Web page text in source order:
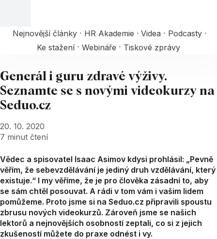
Nejnovější články HR Akademie Videa
Podcasty
Ke stažení
Webináře Tiskové zprávy
Generál i guru zdravé výživy.
Seznamte se s novými videokurzy na
Seduo.cz
20. 10. 2020
7 minut čtení
Vědec a spisovatel Isaac Asimov kdysi prohlásil: „Pevně
věřím, že sebevzdělávání je jediný druh vzdělávání, který
existuje.“ I my věříme, že je pro člověka zásadní to, aby
se sám chtěl posouvat. A rádi v tom vám i vašim lidem
pomůžeme. Proto jsme si na Seduo.cz připravili spoustu
zbrusu nových videokurzů. Zároveň jsme se našich
lektorů a nejnovějších osobností zeptali, co si z jejich
zkušeností můžete do praxe odnést i vy.